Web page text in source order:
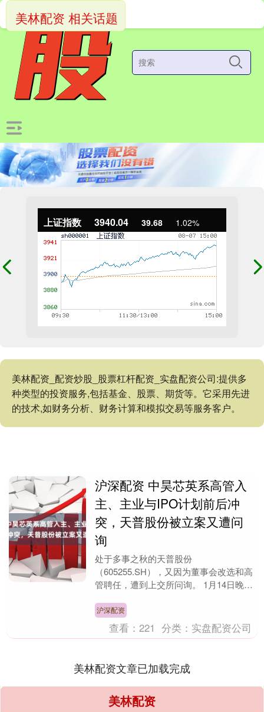
上证指数 3940.04 39.68 1.02%
美林配资_配资炒股_股票杠杆配资_实盘配资公司:提供多
种类型的投资服务,包括基金、股票、期货等。它采用先进
的技术,如财务分析、财务计算和模拟交易等服务客户。
美林配资 相关话题
沪深配资 中昊芯英系高管入
主、主业与IPO计划前后冲
突，天普股份被立案又遭问
询
处于多事之秋的天普股份
（605255.SH），又因为董事会改选和高
管聘任，遭到上交所问询。 1月14日晚
(杭州)科技有限公司（....
沪深配资
查看：221 分类： 实盘配资公司
美林配资文章已加载完成
美林配资